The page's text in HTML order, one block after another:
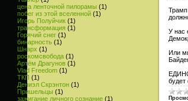
цена ленточной пилорамы (1)
побег из этой вселенной (1)
Игорь Полуйчик (1)
трансформация (1)
Горячий снег (1)
бинарность (1)
Шнарх (1)
роскомсвобода (1)
Артём Драгунов (1)
Vlad Freedom (1)
ТКП (1)
Дениэл Скрэнтон (1)
Пришельцы (1)
зажигание личного сознание (1)
Трамп
У нас
Или
будет